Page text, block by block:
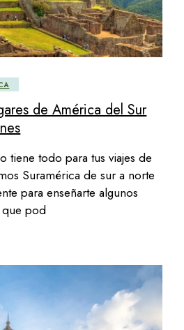
de América del Sur
tiene todo para tus viajes de
Suramérica de sur a norte
para enseñarte algunos
pod